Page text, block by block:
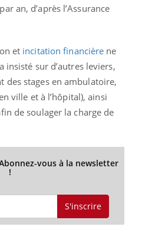
an, d’après l’Assurance
et incitation financière ne
insisté sur d’autres leviers,
des stages en ambulatoire,
ville et à l’hôpital), ainsi
de soulager la charge de
vous à la newsletter
!
S'inscrire